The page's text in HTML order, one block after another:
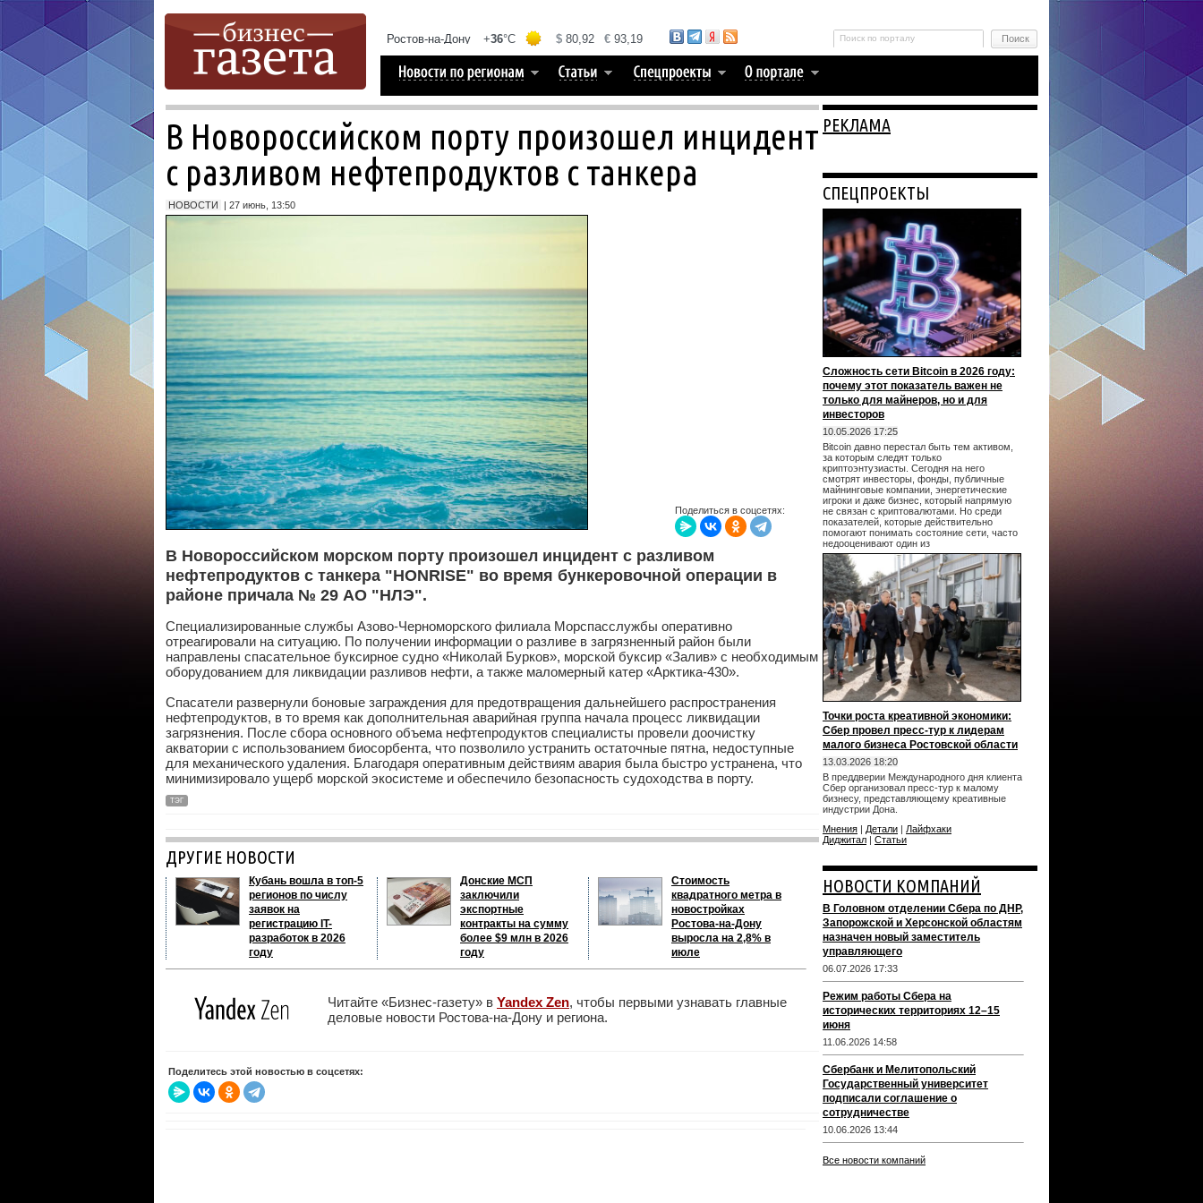
В Новороссийском порту произошел инцидент
с разливом нефтепродуктов с танкера
НОВОСТИ | 27 июнь, 13:50
Поделиться в соцсетях:
В Новороссийском морском порту произошел инцидент с разливом
нефтепродуктов с танкера "HONRISE" во время бункеровочной операции в
районе причала № 29 АО "НЛЭ".
Специализированные службы Азово-Черноморского филиала Морспасслужбы оперативно
отреагировали на ситуацию. По получении информации о разливе в загрязненный район были
направлены спасательное буксирное судно «Николай Бурков», морской буксир «Залив» с необходимым
оборудованием для ликвидации разливов нефти, а также маломерный катер «Арктика-430».
Спасатели развернули боновые заграждения для предотвращения дальнейшего распространения
нефтепродуктов, в то время как дополнительная аварийная группа начала процесс ликвидации
загрязнения. После сбора основного объема нефтепродуктов специалисты провели доочистку
акватории с использованием биосорбента, что позволило устранить остаточные пятна, недоступные
для механического удаления. Благодаря оперативным действиям авария была быстро устранена, что
минимизировало ущерб морской экосистеме и обеспечило безопасность судоходства в порту.
ТЭГ
ДРУГИЕ НОВОСТИ
Кубань вошла в топ-5
регионов по числу
заявок на
регистрацию IT-
разработок в 2026
году
Донские МСП
заключили
экспортные
контракты на сумму
более $9 млн в 2026
году
Стоимость
квадратного метра в
новостройках
Ростова-на-Дону
выросла на 2,8% в
июле
Читайте «Бизнес-газету» в Yandex Zen, чтобы первыми узнавать главные
деловые новости Ростова-на-Дону и региона.
Поделитесь этой новостью в соцсетях:
РЕКЛАМА
СПЕЦПРОЕКТЫ
Сложность сети Bitcoin в 2026 году:
почему этот показатель важен не
только для майнеров, но и для
инвесторов
10.05.2026 17:25
Bitcoin давно перестал быть тем активом,
за которым следят только
криптоэнтузиасты. Сегодня на него
смотрят инвесторы, фонды, публичные
майнинговые компании, энергетические
игроки и даже бизнес, который напрямую
не связан с криптовалютами. Но среди
показателей, которые действительно
помогают понимать состояние сети, часто
недооценивают один из
Точки роста креативной экономики:
Сбер провел пресс-тур к лидерам
малого бизнеса Ростовской области
13.03.2026 18:20
В преддверии Международного дня клиента
Сбер организовал пресс-тур к малому
бизнесу, представляющему креативные
индустрии Дона.
Мнения | Детали | Лайфхаки
Диджитал | Статьи
НОВОСТИ КОМПАНИЙ
В Головном отделении Сбера по ДНР,
Запорожской и Херсонской областям
назначен новый заместитель
управляющего
06.07.2026 17:33
Режим работы Сбера на
исторических территориях 12–15
июня
11.06.2026 14:58
Сбербанк и Мелитопольский
Государственный университет
подписали соглашение о
сотрудничестве
10.06.2026 13:44
Все новости компаний